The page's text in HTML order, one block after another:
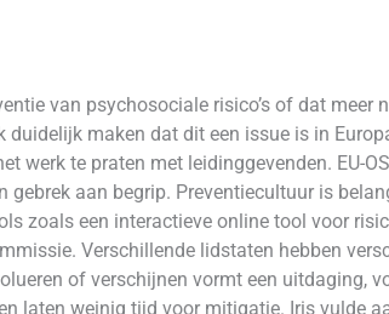
van psychosociale risico’s of dat meer
maken dat dit een issue is in
werk te praten met leidinggevenden. EU-
aan begrip. Preventiecultuur is
zoals een interactieve online tool voor
Verschillende lidstaten hebben
of verschijnen vormt een uitdaging,
laten weinig tijd voor mitigatie. Iris vulde